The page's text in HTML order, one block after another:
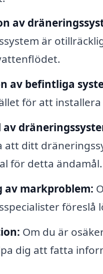
av
är
av befintliga
för att
att ditt
för detta ändamål.
av markproblem:
föreslå
Om du är
dig att fatta